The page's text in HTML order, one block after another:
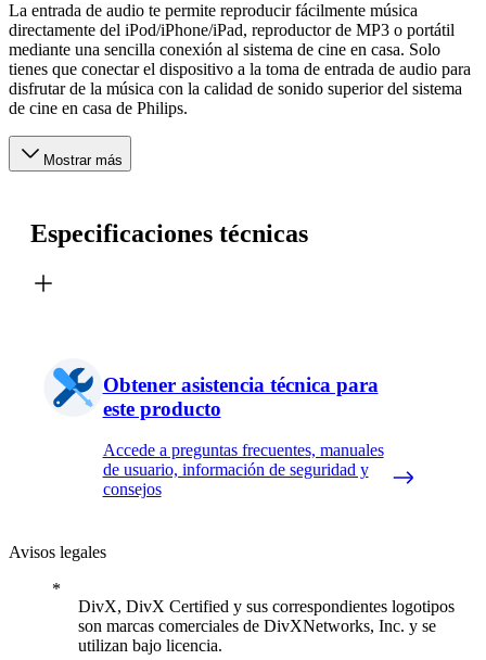
La entrada de audio te permite reproducir fácilmente música
directamente del iPod/iPhone/iPad, reproductor de MP3 o portátil
mediante una sencilla conexión al sistema de cine en casa. Solo
tienes que conectar el dispositivo a la toma de entrada de audio para
disfrutar de la música con la calidad de sonido superior del sistema
de cine en casa de Philips.
Mostrar más
Especificaciones técnicas
Obtener asistencia técnica para
este producto
Accede a preguntas frecuentes, manuales
de usuario, información de seguridad y
consejos
Avisos legales
DivX, DivX Certified y sus correspondientes logotipos
son marcas comerciales de DivXNetworks, Inc. y se
utilizan bajo licencia.